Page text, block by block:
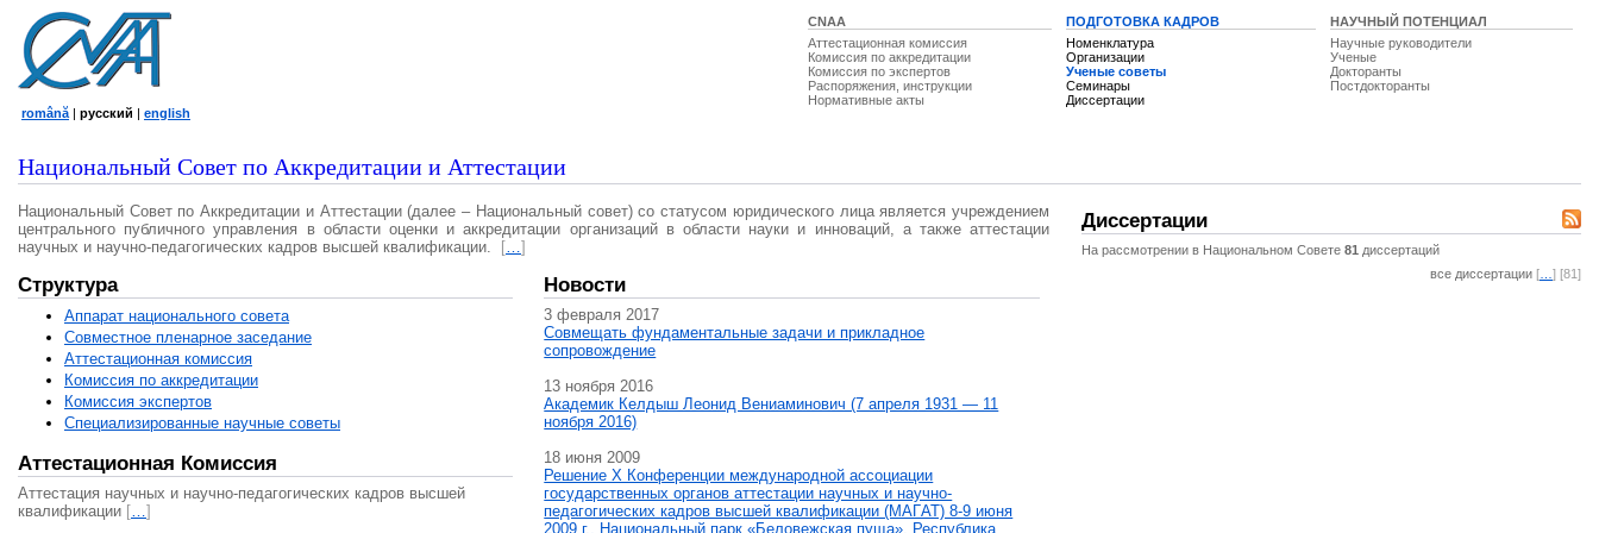
CNAA
Аттестационная комиссия
Комиссия по аккредитации
Комиссия по экспертов
Распоряжения, инструкции
Нормативные акты
ПОДГОТОВКА КАДРОВ
Номенклатура
Организации
Ученые советы
Семинары
Диссертации
НАУЧНЫЙ ПОТЕНЦИАЛ
Научные руководители
Ученые
Докторанты
Постдокторанты
română | русский | english
Национальный Совет по Аккредитации и Аттестации
Национальный Совет по Аккредитации и Аттестации (далее – Национальный совет) со статусом юридического лица является учреждением
центрального публичного управления в области оценки и аккредитации организаций в области науки и инноваций, а также аттестации
научных и научно-педагогических кадров высшей квалификации.
[…]
Структура
Аппарат национального совета
Совместное пленарное заседание
Аттестационная комисcия
Комиссия по аккредитации
Комиссия экспертов
Специализированные научные советы
Аттестационная Комиссия
Аттестация научных и научно-педагогических кадров высшей
квалификации […]
Новости
3 февраля 2017
Совмещать фундаментальные задачи и прикладное
сопровождение
13 ноября 2016
Академик Келдыш Леонид Вениаминович (7 апреля 1931 — 11
ноября 2016)
18 июня 2009
Решение X Конференции международной ассоциации
государственных органов аттестации научных и научно-
педагогических кадров высшей квалификации (МАГAT) 8-9 июня
2009 г., Национальный парк «Беловежская пуща», Республика
Диссертации
На рассмотрении в Национальном Совете 81 диссертаций
все диссертации [ ] [81]